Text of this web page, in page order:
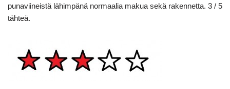
punaviineistä lähimpänä normaalia makua sekä rakennetta. 3 / 5
tähteä.